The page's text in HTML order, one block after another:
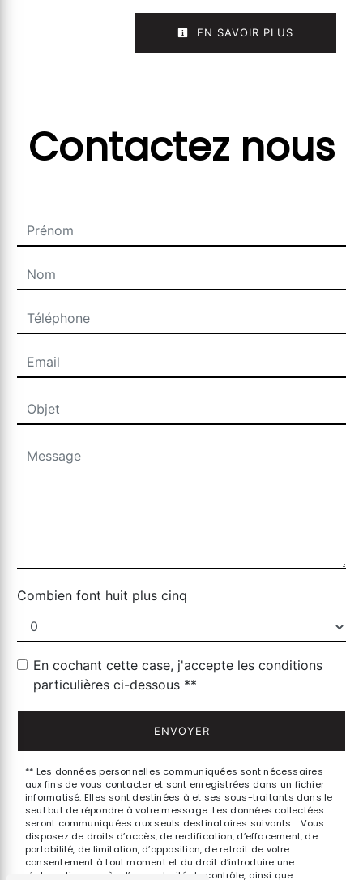
EN SAVOIR PLUS
Contactez nous
Combien font huit plus cinq
En cochant cette case, j'accepte les conditions
particulières ci-dessous **
ENVOYER
** Les données personnelles communiquées sont nécessaires
aux fins de vous contacter et sont enregistrées dans un fichier
informatisé. Elles sont destinées à et ses sous-traitants dans le
seul but de répondre à votre message. Les données collectées
seront communiquées aux seuls destinataires suivants: . Vous
disposez de droits d’accès, de rectification, d’effacement, de
portabilité, de limitation, d’opposition, de retrait de votre
consentement à tout moment et du droit d’introduire une
réclamation auprès d’une autorité de contrôle, ainsi que